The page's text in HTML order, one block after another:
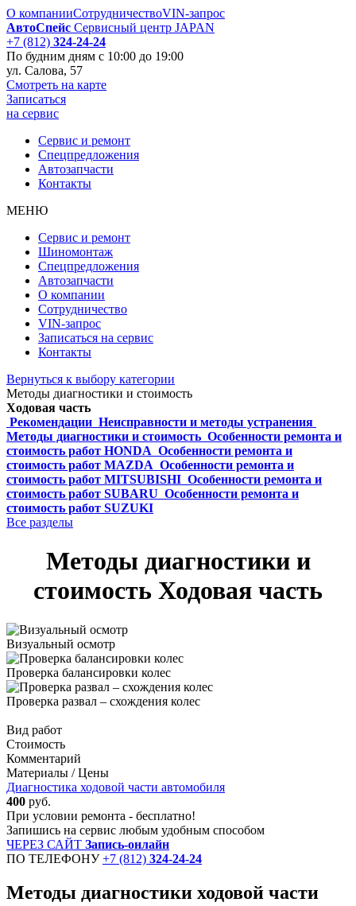
О компанииСотрудничествоVIN-запрос
АвтоСпейс Сервисный центр JAPAN
+7 (812) 324-24-24
По будним дням с 10:00 до 19:00
ул. Салова, 57
Смотреть на карте
Записаться
на сервис
Сервис и ремонт
Спецпредложения
Автозапчаcти
Контакты
МЕНЮ
Сервис и ремонт
Шиномонтаж
Спецпредложения
Автозапчаcти
О компании
Сотрудничество
VIN-запрос
Записаться на сервис
Контакты
Вернуться к выбору категории
Методы диагностики и стоимость
Ходовая часть
Рекомендации Неисправности и методы устранения
Методы диагностики и стоимость Особенности ремонта и
стоимость работ HONDA Особенности ремонта и
стоимость работ MAZDA Особенности ремонта и
стоимость работ MITSUBISHI Особенности ремонта и
стоимость работ SUBARU Особенности ремонта и
стоимость работ SUZUKI
Все разделы
Методы диагностики и
стоимость Ходовая часть
Визуальный осмотр
Проверка балансировки колес
Проверка развал – схождения колес
Вид работ
Стоимость
Комментарий
Материалы / Цены
Диагностика ходовой части автомобиля
400 руб.
При условии ремонта - бесплатно!
Запишись на сервис любым удобным способом
ЧЕРЕЗ САЙТ Запись-онлайн
ПО ТЕЛЕФОНУ+7 (812) 324-24-24
Методы диагностики ходовой части